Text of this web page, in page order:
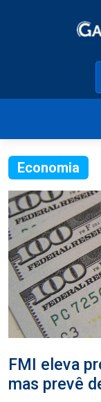
Economia
FMI eleva
mas prevê